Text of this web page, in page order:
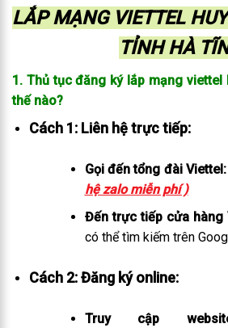
LẮP MẠNG VIETTEL
TỈNH HÀ
1. Thủ tục đăng ký lắp mạng viettel
thế nào?
Cách 1: Liên hệ trực tiếp:
Gọi đến tổng đài Viettel:
hệ zalo miễn phí )
Đến trực tiếp cửa hàng
có thể tìm kiếm trên
Cách 2: Đăng ký online:
Truy cập